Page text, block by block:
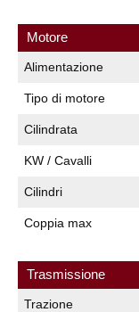
Motore
Alimentazione
Tipo di motore
Cilindrata
KW / Cavalli
Cilindri
Coppia max
Trasmissione
Trazione